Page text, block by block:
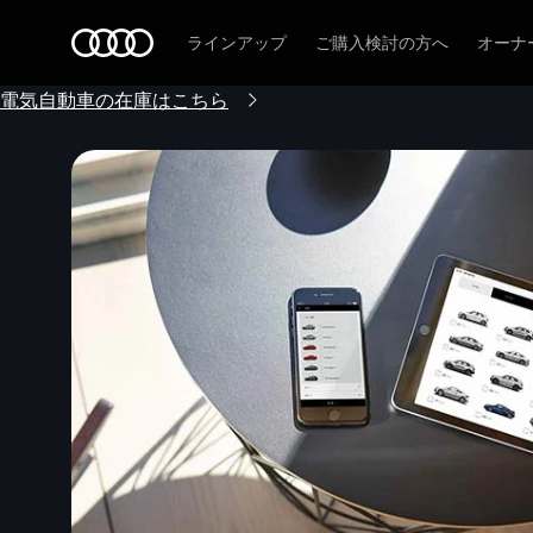
ラインアップ ご購入検討の方へ オーナ
電気自動車の在庫はこちら